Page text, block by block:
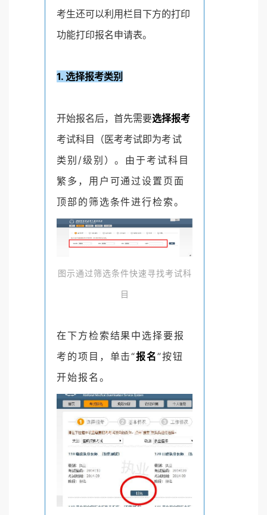
考生还可以利用栏目下方的打印
功能打印报名申请表。
1. 选择报考类别
开始报名后，首先需要选择报考
考试科目（医考考试即为考试
类别/级别）。由于考试科目
繁多，用户可通过设置页面
顶部的筛选条件进行检索。
图示通过筛选条件快速寻找考试科
目
在下方检索结果中选择要报
考的项目，单击“报名”按钮
开始报名。